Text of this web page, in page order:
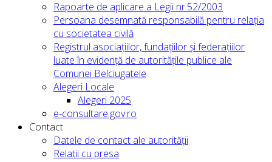
Rapoarte de aplicare a Legii nr.52/2003
Persoana desemnată responsabilă pentru relația
cu societatea civilă
Registrul asociațiilor, fundațiilor și federațiilor
luate în evidență de autoritățile publice ale
Comunei Belciugatele
Alegeri Locale
Alegeri 2025
e-consultare.gov.ro
Contact
Datele de contact ale autorității
Relații cu presa